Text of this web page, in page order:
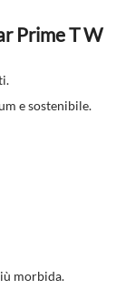
Prime T W
e sostenibile.
morbida.